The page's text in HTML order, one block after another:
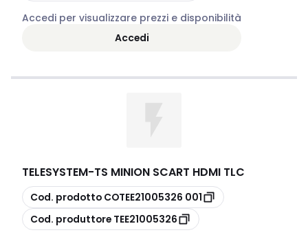
Accedi per visualizzare prezzi e disponibilità
Accedi
TELESYSTEM-TS MINION SCART HDMI TLC
copia
Cod. prodotto
COTEE21005326 001
copia
Cod. produttore TEE21005326